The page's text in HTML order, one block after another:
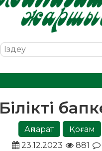
Білікті
Ақпарат
Қоғам
23.12.2023
881